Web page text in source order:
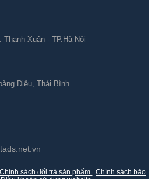
Xuân - TP.Hà Nội
Diệu, Thái Bình
Chính sách đổi trả sản phẩm
Chính sách bảo